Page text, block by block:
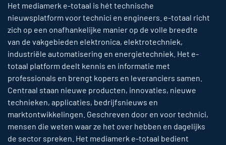
Het mediamerk e-totaal is hét technische
nieuwsplatform voor technici en engineers. e-totaal richt
zich op een onafhankelijke manier op de volle breedte
van de vakgebieden elektronica, elektrotechniek,
industriële automatisering en energietechniek. Het e-
totaal platform deelt kennis en informatie met
professionals en brengt kopers en leveranciers samen.
Centraal staan nieuwe producten, innovaties, nieuwe
technieken, applicaties, bedrijfsnieuws en
marktontwikkelingen. Geschreven door en voor technici,
mensen die weten waar ze het over hebben en dagelijks
de sector spreken. Het mediamerk e-totaal bedient